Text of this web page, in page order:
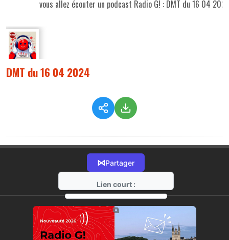
vous allez écouter un podcast Radio G! : DMT du 16 04
DMT du 16 04 2024
⋈Partager
Lien court :
https://radio-g.fr?14279
⧉